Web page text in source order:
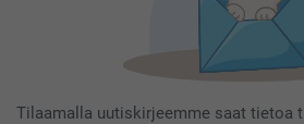
Tilaamalla uutiskirjeemme saat tietoa